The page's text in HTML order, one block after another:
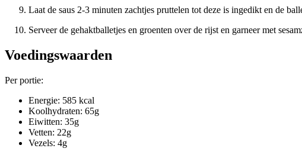
Laat de saus 2-3 minuten zachtjes pruttelen tot deze is ingedikt en de
Serveer de gehaktballetjes en groenten over de rijst en garneer met
Voedingswaarden
Per portie:
Energie: 585 kcal
Koolhydraten: 65g
Eiwitten: 35g
Vetten: 22g
Vezels: 4g